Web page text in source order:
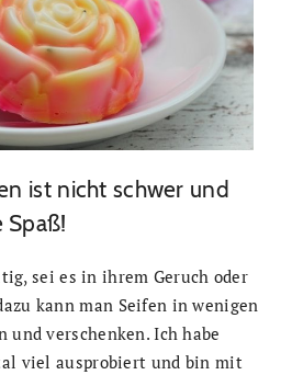
ist nicht schwer und
Spaß!
sei es in ihrem Geruch oder
kann man Seifen in wenigen
und verschenken. Ich habe
viel ausprobiert und bin mit